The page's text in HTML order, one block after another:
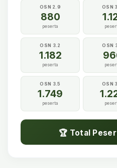
OSN 2.9
880
peserta
OSN
OSN 3.2
1.182
peserta
OSN
OSN 3.5
1.749
peserta
OSN
🏆 Total